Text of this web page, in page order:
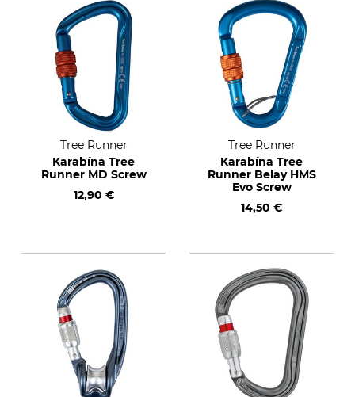
Tree Runner
Karabína Tree
Runner MD Screw
12,90 €
Tree Runner
Karabína Tree
Runner Belay HMS
Evo Screw
14,50 €